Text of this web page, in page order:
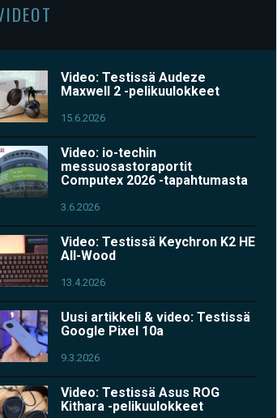
Video: Testissä Audeze
Maxwell 2 -pelikuulokkeet
15.6.2026
Video: io-techin
messuosastoraportit
Computex 2026 -tapahtumasta
3.6.2026
Video: Testissä Keychron K2 HE
All-Wood
13.4.2026
Uusi artikkeli & video: Testissä
Google Pixel 10a
9.3.2026
Video: Testissä Asus ROG
Kithara -pelikuulokkeet